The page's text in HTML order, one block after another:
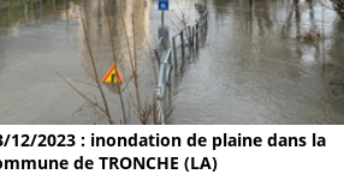
12/2023 : inondation de plaine dans la
de TRONCHE (LA)